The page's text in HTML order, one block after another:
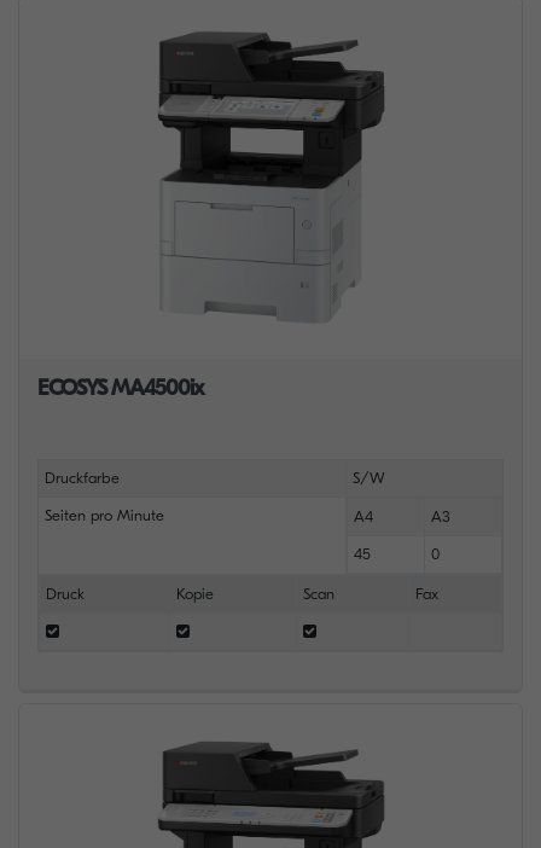
ECOSYS MA4500ix
Druckfarbe S/W
Seiten pro Minute A4 A3
45 0
Druck Kopie Scan Fax